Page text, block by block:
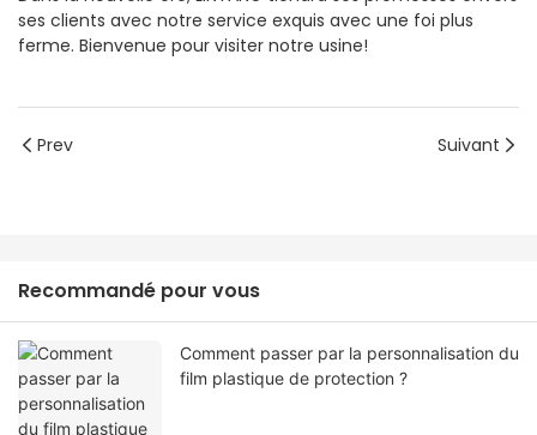
ses clients avec notre service exquis avec une foi plus
ferme. Bienvenue pour visiter notre usine!
Prev Suivant
Recommandé pour vous
Comment passer par la personnalisation du
film plastique de protection ?